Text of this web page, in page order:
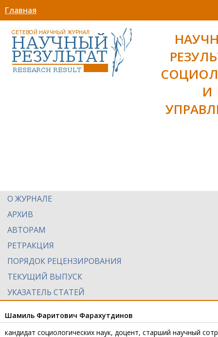
Главная
И
О ЖУРНАЛЕ
АРХИВ
АВТОРАМ
РЕТРАКЦИЯ
ПОРЯДОК РЕЦЕНЗИРОВАНИЯ
ТЕКУЩИЙ ВЫПУСК
УКАЗАТЕЛЬ СТАТЕЙ
Шамиль Фаритович Фарахутдинов
кандидат социологических наук, доцент, старший научный